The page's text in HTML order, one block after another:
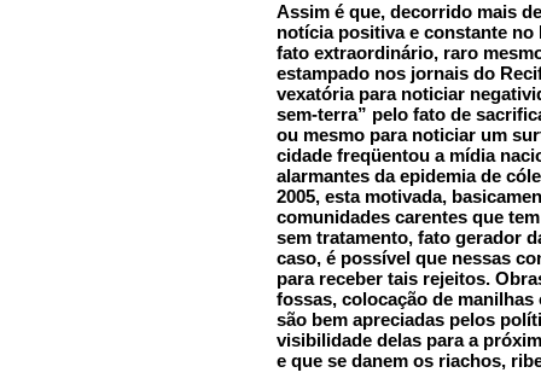
Assim é que, decorrido mais
notícia positiva e constante no
fato extraordinário, raro
estampado nos jornais do
vexatória para noticiar
sem-terra” pelo fato de
ou mesmo para noticiar um
cidade freqüentou a mídia
alarmantes da epidemia de
2005, esta motivada,
comunidades carentes que
sem tratamento, fato gerador
caso, é possível que nessas
para receber tais rejeitos.
fossas, colocação de
são bem apreciadas pelos
visibilidade delas para a
e que se danem os riachos,